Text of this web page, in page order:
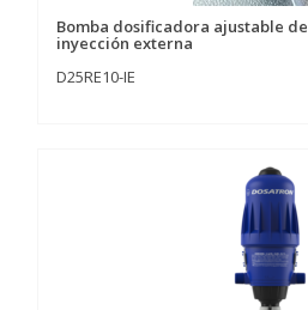
Bomba dosificadora ajustable
inyección externa
D25RE10-IE